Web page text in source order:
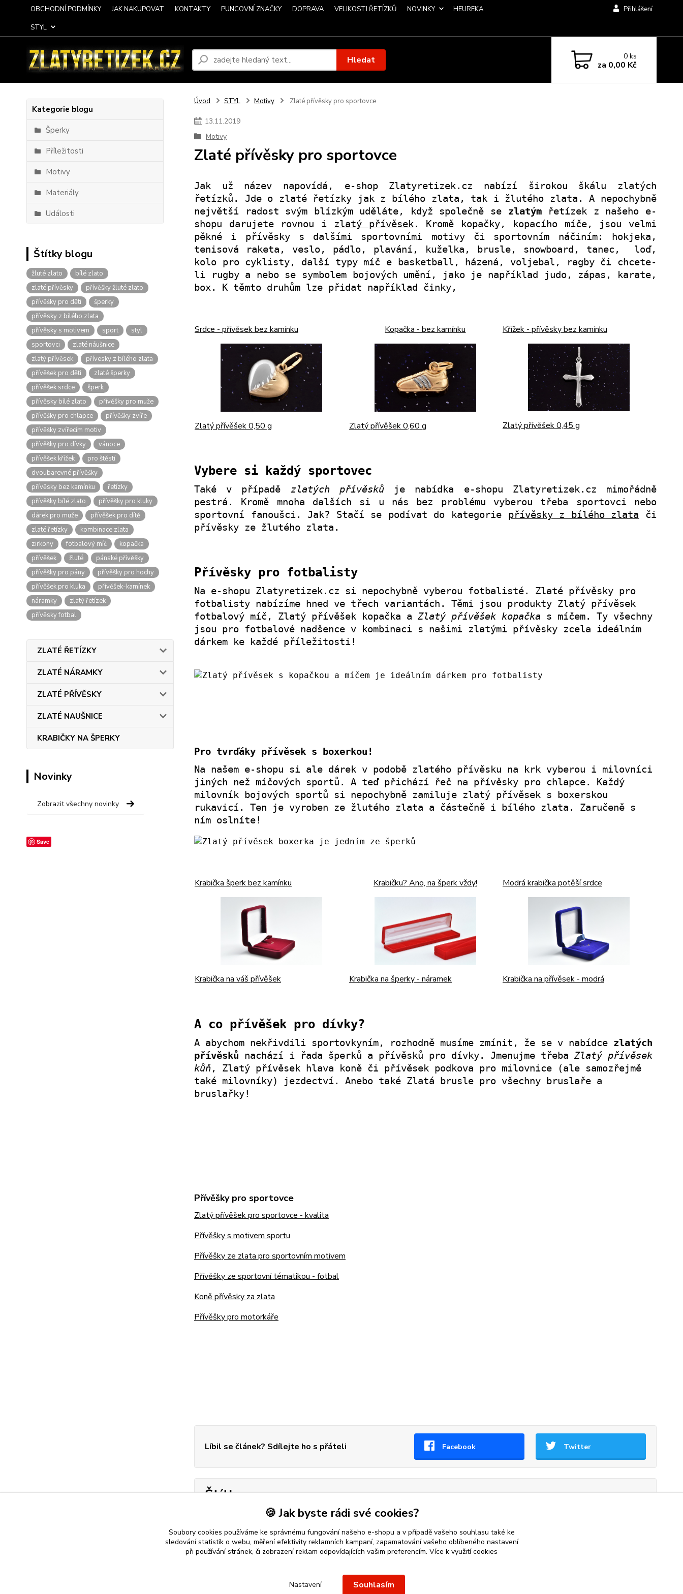
OBCHODNÍ PODMÍNKY JAK NAKUPOVAT KONTAKTY PUNCOVNÍ ZNAČKY DOPRAVA VELIKOSTI ŘETÍZKŮ NOVINKY
HEUREKA
STYL
Přihlášení
Hledat 0ks
za 0,00 Kč
Kategorie blogu
Šperky
Příležitosti
Motivy
Materiály
Události
Štítky blogu
žluté zlato
bílé zlato
zlaté přívěsky
přívěšky žluté zlato
přívěšky pro děti
šperky
přívěsky z bílého zlata
přívěsky s motivem
sport
styl
sportovci
zlaté náušnice
zlatý přívěsek
přívesky z bílého zlata
přívěšek pro děti
zlaté šperky
přívěšek srdce
šperk
přívěsky bílé zlato
přívěšky pro muže
přívěšky pro chlapce
přívěšky zvíře
přívěšky zvířecím motiv
přívěšky pro dívky
vánoce
přívěšek křížek
pro štěstí
dvoubarevné přívěšky
přívěsky bez kamínku
řetízky
přívěšky bílé zlato
přívěšky pro kluky
dárek pro muže
přívěšek pro dítě
zlaté řetízky
kombinace zlata
zirkony
fotbalový míč
kopačka
přívěšek
žluté
pánské přívěšky
přívěšky pro pány
přívěšky pro hochy
přívěšek pro kluka
přívěšek-kamínek
náramky
zlatý řetízek
přívěsky fotbal
ZLATÉ ŘETÍZKY
ZLATÉ NÁRAMKY
ZLATÉ PŘÍVĚSKY
ZLATÉ NAUŠNICE
KRABIČKY NA ŠPERKY
Novinky
Zobrazit všechny novinky
Save
Úvod STYL Motivy Zlaté přívěsky pro sportovce
13.11.2019
Motivy
Zlaté přívěsky pro sportovce
Jak už název napovídá, e-shop Zlatyretizek.cz nabízí širokou škálu zlatých
řetízků. Jde o zlaté řetízky jak z bílého zlata, tak i žlutého zlata. A nepochybně
největší radost svým blízkým uděláte, když společně se zlatýmřetízek z našeho e-
shopu darujete rovnou i
zlatý přívěsek. Kromě kopačky, kopacího míče, jsou velmi
pěkné i přívěsky s dalšími sportovními motivy či sportovním náčiním: hokjeka,
tenisová raketa, veslo, pádlo, plavání, kuželka, brusle, snowboard, tanec, loď,
kolo pro cyklisty, další typy míč e basketball, házená, voljebal, ragby či chcete-
li rugby a nebo se symbolem bojových umění, jako je například judo, zápas, karate,
box. K těmto druhům lze přidat například činky,
Srdce - přívěsek bez kamínku
Zlatý přívěšek 0,50 g
Kopačka - bez kamínku
Zlatý přívěšek 0,60 g
Křížek - přívěsky bez kamínku
Zlatý přívěšek 0,45 g
Vybere si každý sportovec
Také v případě zlatých přívěskůje nabídka e-shopu Zlatyretizek.cz mimořádně
pestrá. Kromě mnoha dalších si u nás bez problému vyberou třeba sportovci nebo
sportovní fanoušci. Jak? Stačí se podívat do kategorie přívěsky z bílého zlata či
přívěsky ze žlutého zlata.
Přívěsky pro fotbalisty
Na e-shopu Zlatyretizek.cz si nepochybně vyberou fotbalisté. Zlaté přívěsky pro
fotbalisty nabízíme hned ve třech variantách. Těmi jsou produkty Zlatý přívěsek
fotbalový míč, Zlatý přívěšek kopačka a Zlatý přívěšek kopačka s míčem. Ty všechny
jsou pro fotbalové nadšence v kombinaci s našimi zlatými přívěsky zcela ideálním
dárkem ke každé příležitosti!
Pro tvrďáky přívěsek s boxerkou!
Na našem e-shopu si ale dárek v podobě zlatého přívěsku na krk vyberou i milovníci
jiných než míčových sportů. A teď přichází řeč na přívěsky pro chlapce. Každý
milovník bojových sportů si nepochybně zamiluje zlatý přívěsek s boxerskou
rukavicí. Ten je vyroben ze žlutého zlata a částečně i bílého zlata. Zaručeně s
ním oslníte!
Krabička šperk bez kamínku
Krabička na váš přívěšek
Krabičku? Ano, na šperk vždy!
Krabička na šperky - náramek
Modrá krabička potěší srdce
Krabička na přívěsek - modrá
A co přívěšek pro dívky?
A abychom nekřivdili sportovkyním, rozhodně musíme zmínit, že se v nabídce zlatých
přívěsků nachází i řada šperků a přívěsků pro dívky. Jmenujme třeba Zlatý přívěsek
kůň, Zlatý přívěsek hlava koně či přívěsek podkova pro milovnice (ale samozřejmě
také milovníky) jezdectví. Anebo také Zlatá brusle pro všechny bruslaře a
bruslařky!
Přívěšky pro sportovce
Zlatý přívěšek pro sportovce - kvalita
Přívěšky s motivem sportu
Přívěšky ze zlata pro sportovním motivem
Přívěšky ze sportovní tématikou - fotbal
Koně přívěsky za zlata
Přívěšky pro motorkáře
Líbil se článek? Sdílejte ho s přáteli Facebook Twitter
Štítky
sportovci fotbalový míč kopačka
nebo řetízek spolehlivý nápad na dárek.
🍪 Jak byste rádi své cookies?
Soubory cookies používáme ke správnému fungování našeho e-shopu a v případě vašeho souhlasu také ke
sledování statistik o webu, měření efektivity reklamních kampaní, zapamatování vašeho oblíbeného nastavení
při používání stránek, či zobrazení reklam odpovídajících vašim preferencím. Více k využití cookies
Nastavení Souhlasím